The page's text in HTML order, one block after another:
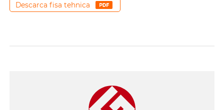
Descarca fisa tehnica